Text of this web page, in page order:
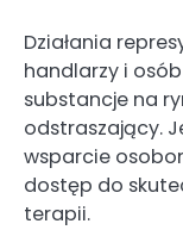
Działania
handlarzy i
substancje na
odstraszający.
wsparcie
dostęp do
terapii.